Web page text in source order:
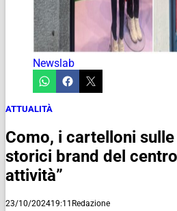
Newslab
ATTUALITÀ
Como, i cartelloni
storici brand del
attività”
23/10/202419:11 Redazione